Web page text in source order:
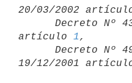
20/03/2002
artículo 1 ,
19/12/2001